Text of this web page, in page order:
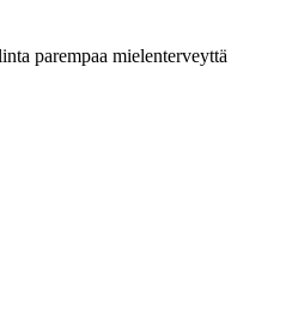
parempaa mielenterveyttä